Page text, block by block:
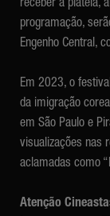
receber a plateia,
programação,
Engenho Central,
Em 2023, o
da imigração
em São Paulo e
visualizações nas
aclamadas como
Atenção